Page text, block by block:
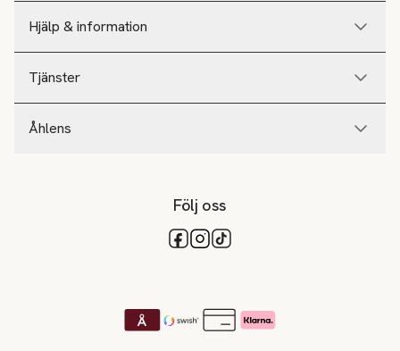
Hjälp & information
Tjänster
Åhlens
Följ oss